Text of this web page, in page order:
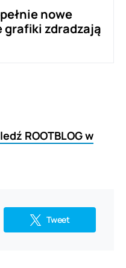
nowe
grafiki zdradzają
ROOTBLOG w
Tweet